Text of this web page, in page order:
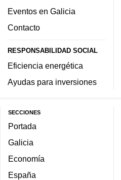
Eventos en Galicia
Contacto
RESPONSABILIDAD SOCIAL
Eficiencia energética
Ayudas para inversiones
SECCIONES
Portada
Galicia
Economía
España